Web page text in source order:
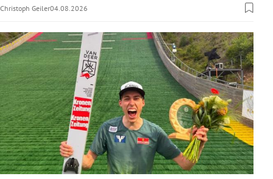
Christoph Geiler04.08.2026